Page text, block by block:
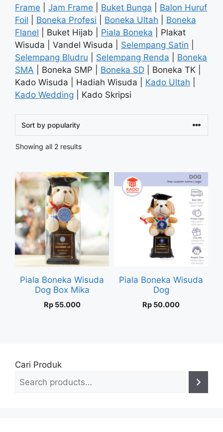
Frame
Jam Frame Buket Bunga
Balon Huruf
Foil
Boneka Profesi Boneka Ultah
Boneka
Flanel | Buket Hijab | Piala Boneka | Plakat
Wisuda | Vandel Wisuda | Selempang Satin
Selempang Bludru
Selempang Renda
Boneka
SMA | Boneka SMP | Boneka SD | Boneka TK |
Kado Wisuda | Hadiah Wisuda | Kado Ultah
Kado Wedding | Kado Skripsi
Showing all 2 resultsSorted
Piala Boneka Wisuda
Dog Box Mika
Rp55.000
Piala Boneka Wisuda
Dog
Rp 50.000
Cari Produk